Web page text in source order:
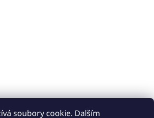
soubory cookie. Dalším